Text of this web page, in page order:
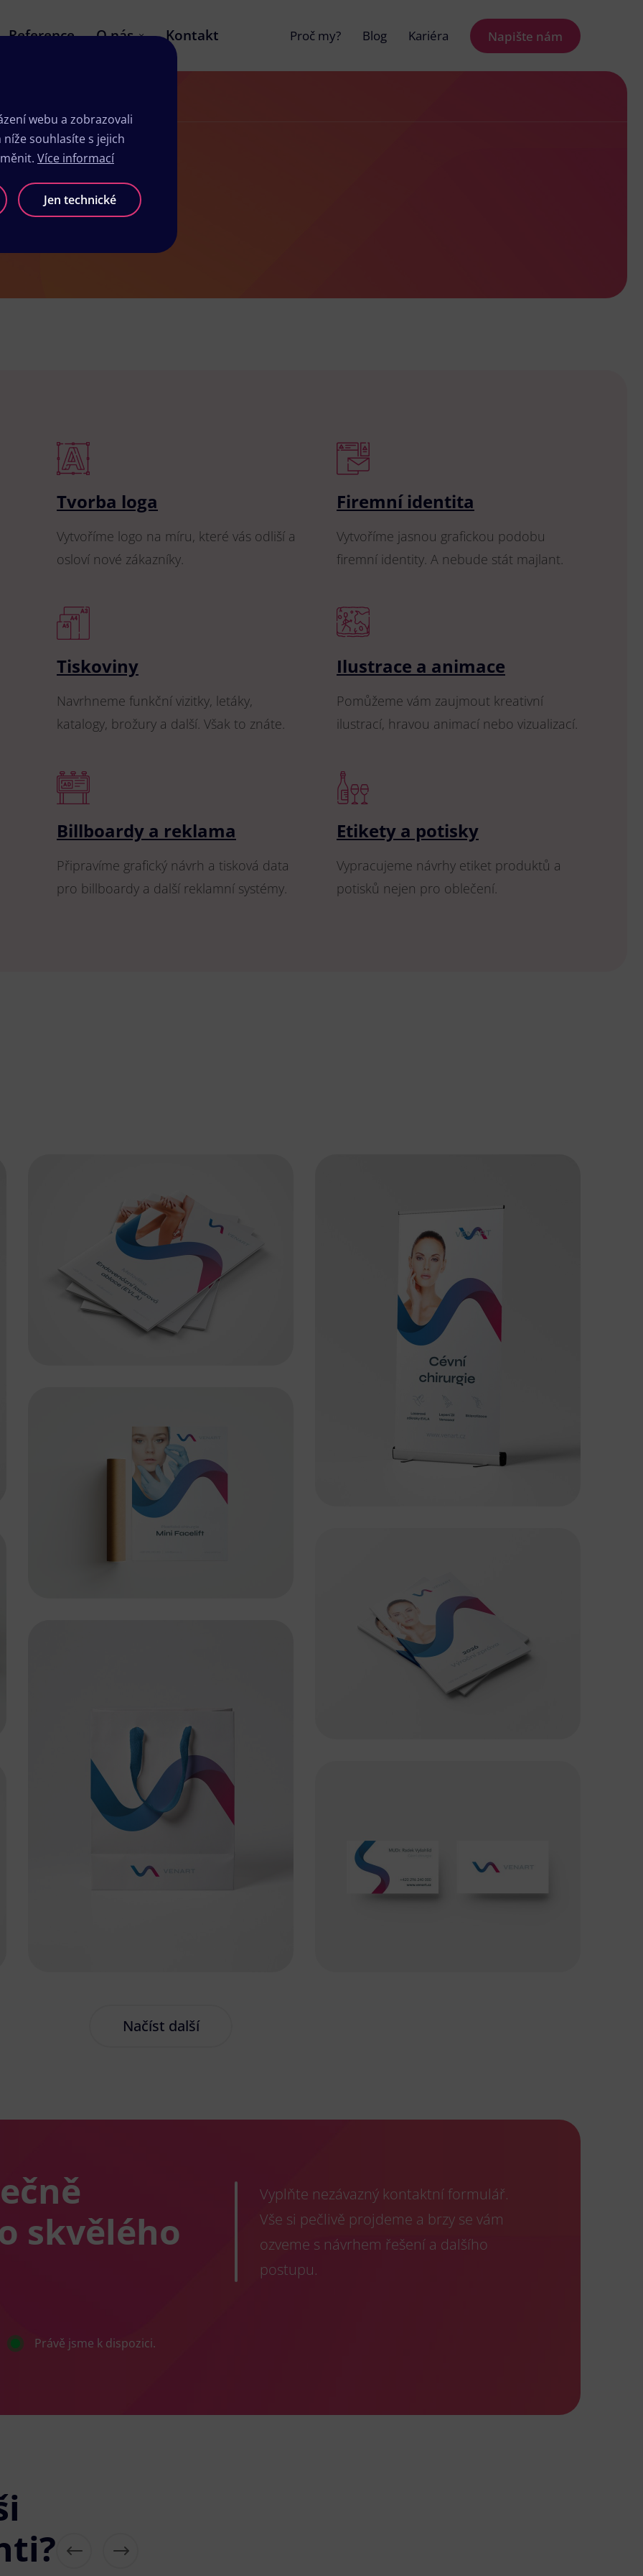
Reference O nás Kontakt Proč my? Blog Kariéra Napište nám
Hořice
Tvorba loga
Vytvoříme logo na míru, které vás odliší a
osloví nové zákazníky.
Firemní identita
Vytvoříme jasnou grafickou podobu
firemní identity. A nebude stát majlant.
Tiskoviny
Navrhneme funkční vizitky, letáky,
katalogy, brožury a další. Však to znáte.
Ilustrace a animace
Pomůžeme vám zaujmout kreativní
ilustrací, hravou animací nebo vizualizací.
Billboardy a reklama
Připravíme grafický návrh a tisková data
pro billboardy a další reklamní systémy.
Etikety a potisky
Vypracujeme návrhy etiket produktů a
potisků nejen pro oblečení.
Načíst další
skvělého
Vyplňte nezávazný kontaktní formulář.
Vše si pečlivě projdeme a brzy se vám
ozveme s návrhem řešení a dalšího
postupu.
Právě jsme k dispozici.
webu a zobrazovali
souhlasíte s jejich
Více informací
Jen technické